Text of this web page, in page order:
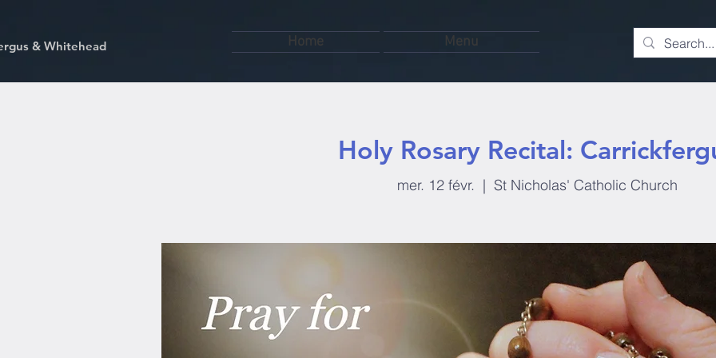
& Whitehead Home Menu
Holy Rosary Recital:
mer. 12 févr.
  |
St Nicholas' Catholic Church